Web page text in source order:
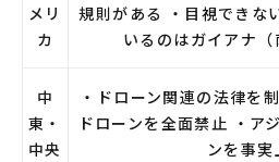
メリ
カ
規則がある ・目視できな
いるのはガイアナ
中
東・
中央
・ドローン関連の法律を
ドローンを全面禁止 ・ア
ンを事実